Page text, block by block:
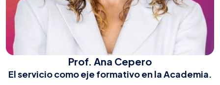
Prof. Ana Cepero
El servicio como eje formativo en la Academia.